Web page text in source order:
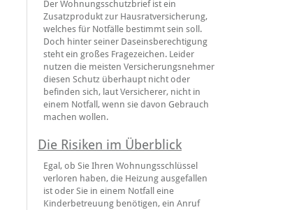
Der Wohnungsschutzbrief ist ein
Zusatzprodukt zur Hausratversicherung,
welches für Notfälle bestimmt sein soll.
Doch hinter seiner Daseinsberechtigung
steht ein großes Fragezeichen. Leider
nutzen die meisten Versicherungsnehmer
diesen Schutz überhaupt nicht oder
befinden sich, laut Versicherer, nicht in
einem Notfall, wenn sie davon Gebrauch
machen wollen.
Die Risiken im Überblick
Egal, ob Sie Ihren Wohnungsschlüssel
verloren haben, die Heizung ausgefallen
ist oder Sie in einem Notfall eine
Kinderbetreuung benötigen, ein Anruf